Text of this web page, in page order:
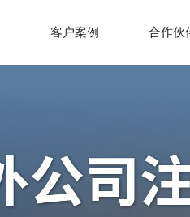
客户案例 合作伙